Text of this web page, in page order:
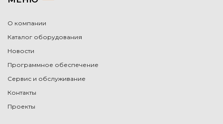
О компании
Каталог оборудования
Новости
Программное обеспечение
Сервис и обслуживание
Контакты
Проекты